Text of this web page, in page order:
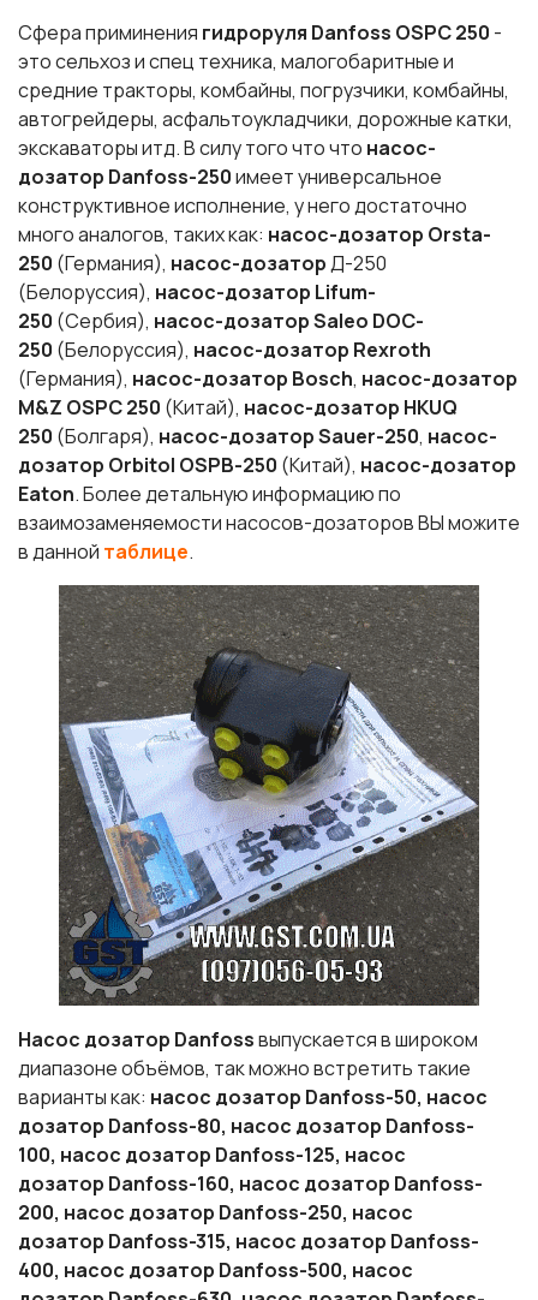
Сфера приминения гидроруля Danfoss OSPC 250 -
это сельхоз и спец техника, малогобаритные и
средние тракторы, комбайны, погрузчики, комбайны,
автогрейдеры, асфальтоукладчики, дорожные катки,
экскаваторы итд. В силу того что что насос-
дозатор Danfoss-250имеет универсальное
конструктивное исполнение, у него достаточно
много аналогов, таких как: насос-дозатор Orsta-
250 (Германия), насос-дозаторД-250
(Белоруссия), насос-дозатор Lifum-
250 (Сербия), насос-дозатор Saleo DOC-
250 (Белоруссия), насос-дозатор Rexroth
(Германия), насос-дозатор Bosch, насос-дозатор
M&Z OSPC 250 (Китай), насос-дозатор HKUQ
250 (Болгаря), насос-дозатор Sauer-250, насос-
дозатор Orbitol OSPB-250 (Китай), насос-дозатор
Eaton. Более детальную информацию по
взаимозаменяемости насосов-дозаторов ВЫ можите
в данной таблице.
Насос дозатор Danfossвыпускается в широком
диапазоне объёмов, так можно встретить такие
варианты как: насос дозатор Danfoss-50, насос
дозатор Danfoss-80, насос дозатор Danfoss-
100, насос дозатор Danfoss-125, насос
дозатор Danfoss-160, насос дозатор Danfoss-
200, насос дозатор Danfoss-250, насос
дозатор Danfoss-315, насос дозатор Danfoss-
400, насос дозатор Danfoss-500, насос